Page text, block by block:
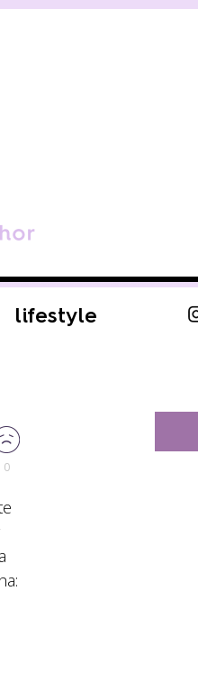
lifestyle
0